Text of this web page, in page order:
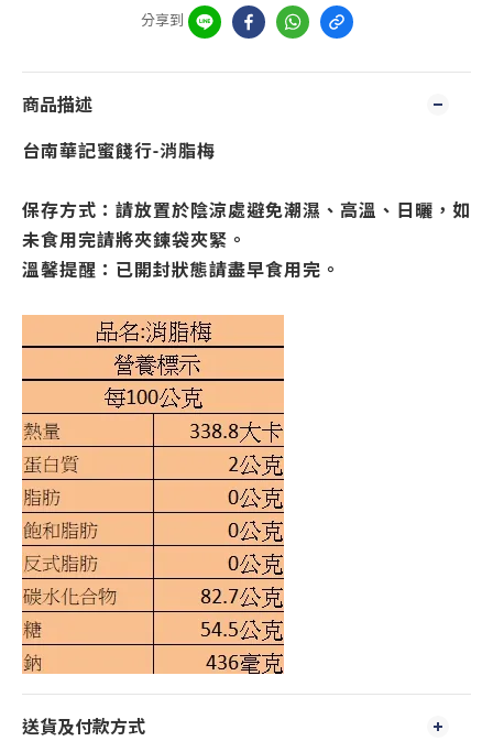
分享到
商品描述
台南華記蜜餞行-消脂梅
保存方式：請放置於陰涼處避免潮濕、高溫、日曬，如
未食用完請將夾鍊袋夾緊。
溫馨提醒：已開封狀態請盡早食用完。
送貨及付款方式